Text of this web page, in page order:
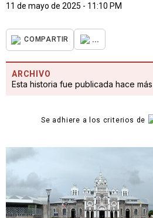
11 de mayo de 2025 - 11:10 PM
COMPARTIR ...
ARCHIVO
Esta historia fue publicada hace
Se adhiere a los criterios de